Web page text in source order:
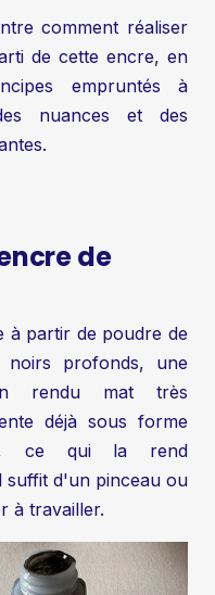
comment réaliser
de cette encre, en
empruntés à
nuances et des
de
à partir de poudre de
profonds, une
rendu mat très
déjà sous forme
ce qui la rend
suffit d'un pinceau ou
à travailler.